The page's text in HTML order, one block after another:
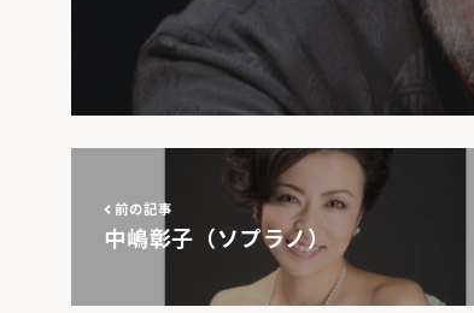
前の記事
中嶋彰子（ソプラノ）